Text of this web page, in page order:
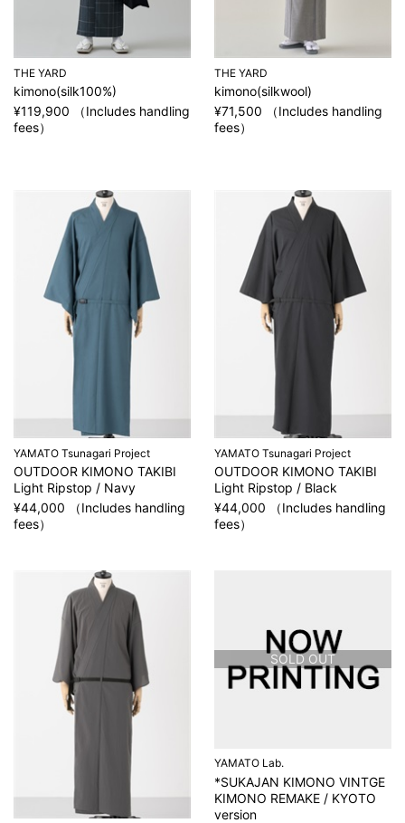
THE YARD
kimono(silk100%)
¥119,900 （Includes handling
fees）
THE YARD
kimono(silkwool)
¥71,500 （Includes handling
fees）
YAMATO Tsunagari Project
OUTDOOR KIMONO TAKIBI
Light Ripstop / Navy
¥44,000 （Includes handling
fees）
YAMATO Tsunagari Project
OUTDOOR KIMONO TAKIBI
Light Ripstop / Black
¥44,000 （Includes handling
fees）
SOLD OUT
YAMATO Lab.
*SUKAJAN KIMONO VINTGE
KIMONO REMAKE / KYOTO
version